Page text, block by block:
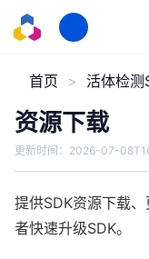
首页 活体检测
资源下载
更新时间： 2026-07-
提供SDK资源下载
者快速升级SDK。